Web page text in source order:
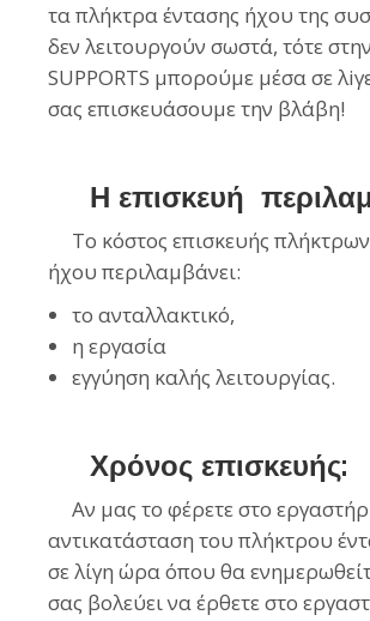
τα πλήκτρα έντασης ήχου της
δεν λειτουργούν σωστά, τότε
SUPPORTS μπορούμε μέσα σε
σας επισκευάσουμε την βλάβη!
Η επισκευή
Το κόστος επισκευής
ήχου περιλαμβάνει:
το ανταλλακτικό,
η εργασία
εγγύηση καλής λειτουργίας.
Χρόνος επισκευής:
Αν μας το φέρετε στο
αντικατάσταση του πλήκτρου
σε λίγη ώρα όπου θα
σας βολεύει να έρθετε στο